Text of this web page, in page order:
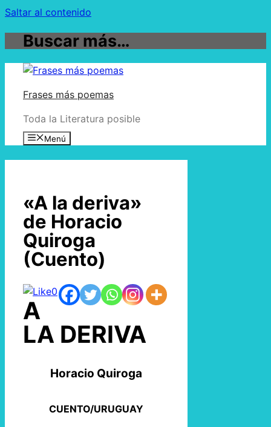
Saltar al contenido
Buscar más…
Frases más poemas
Toda la Literatura posible
Menú
«A la deriva»
de Horacio
Quiroga
(Cuento)
0
A
LA DERIVA
Horacio Quiroga
CUENTO/URUGUAY